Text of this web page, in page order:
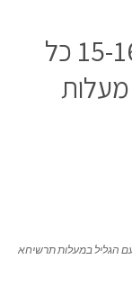
בחול המועד סוכות: 15-16/10 כל
הגליל במעלות תרשיחא